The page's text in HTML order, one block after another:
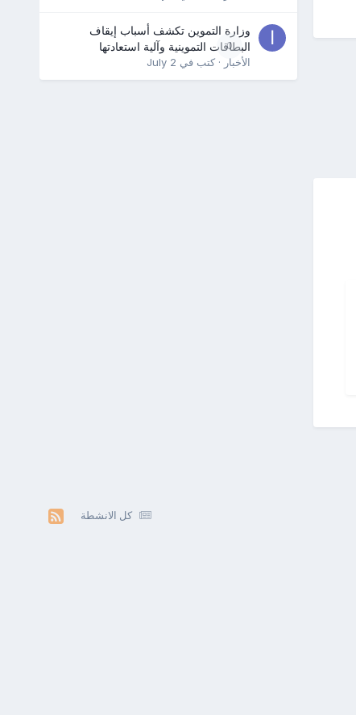
0
وزارة التموين تكشف أسباب إيقاف
البطاقات التموينية وآلية استعادتها
الأخبار · كتب في July 2
كل الانشطة